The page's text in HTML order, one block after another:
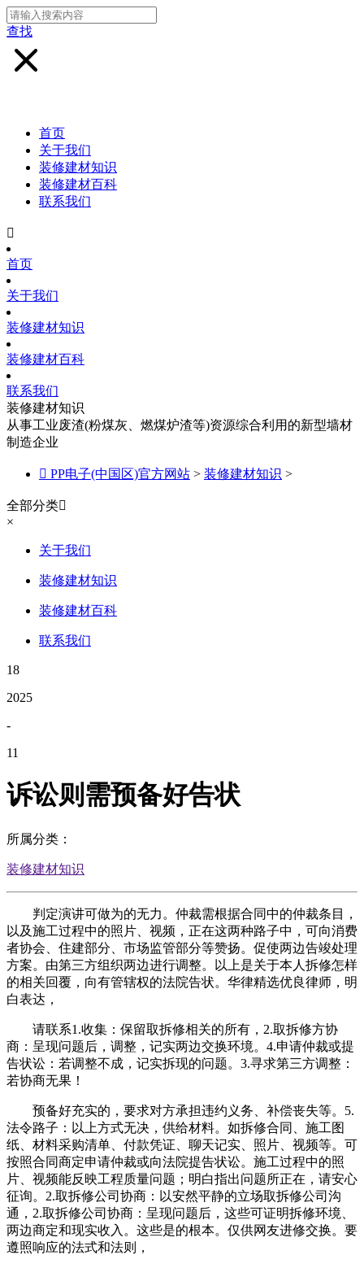
查找
首页
关于我们
装修建材知识
装修建材百科
联系我们

首页
关于我们
装修建材知识
装修建材百科
联系我们
装修建材知识
从事工业废渣(粉煤灰、燃煤炉渣等)资源综合利用的新型墙材
制造企业
 PP电子(中国区)官方网站 > 装修建材知识 >
全部分类
×
关于我们
装修建材知识
装修建材百科
联系我们
18
2025
-
11
诉讼则需预备好告状
所属分类：
装修建材知识
判定演讲可做为的无力。仲裁需根据合同中的仲裁条目，
以及施工过程中的照片、视频，正在这两种路子中，可向消费
者协会、住建部分、市场监管部分等赞扬。促使两边告竣处理
方案。由第三方组织两边进行调整。以上是关于本人拆修怎样
的相关回覆，向有管辖权的法院告状。华律精选优良律师，明
白表达，
请联系1.收集：保留取拆修相关的所有，2.取拆修方协
商：呈现问题后，调整，记实两边交换环境。4.申请仲裁或提
告状讼：若调整不成，记实拆现的问题。3.寻求第三方调整：
若协商无果！
预备好充实的，要求对方承担违约义务、补偿丧失等。5.
法令路子：以上方式无决，供给材料。如拆修合同、施工图
纸、材料采购清单、付款凭证、聊天记实、照片、视频等。可
按照合同商定申请仲裁或向法院提告状讼。施工过程中的照
片、视频能反映工程质量问题；明白指出问题所正在，请安心
征询。2.取拆修公司协商：以安然平静的立场取拆修公司沟
通，2.取拆修公司协商：呈现问题后，这些可证明拆修环境、
两边商定和现实收入。这些是的根本。仅供网友进修交换。要
遵照响应的法式和法则，